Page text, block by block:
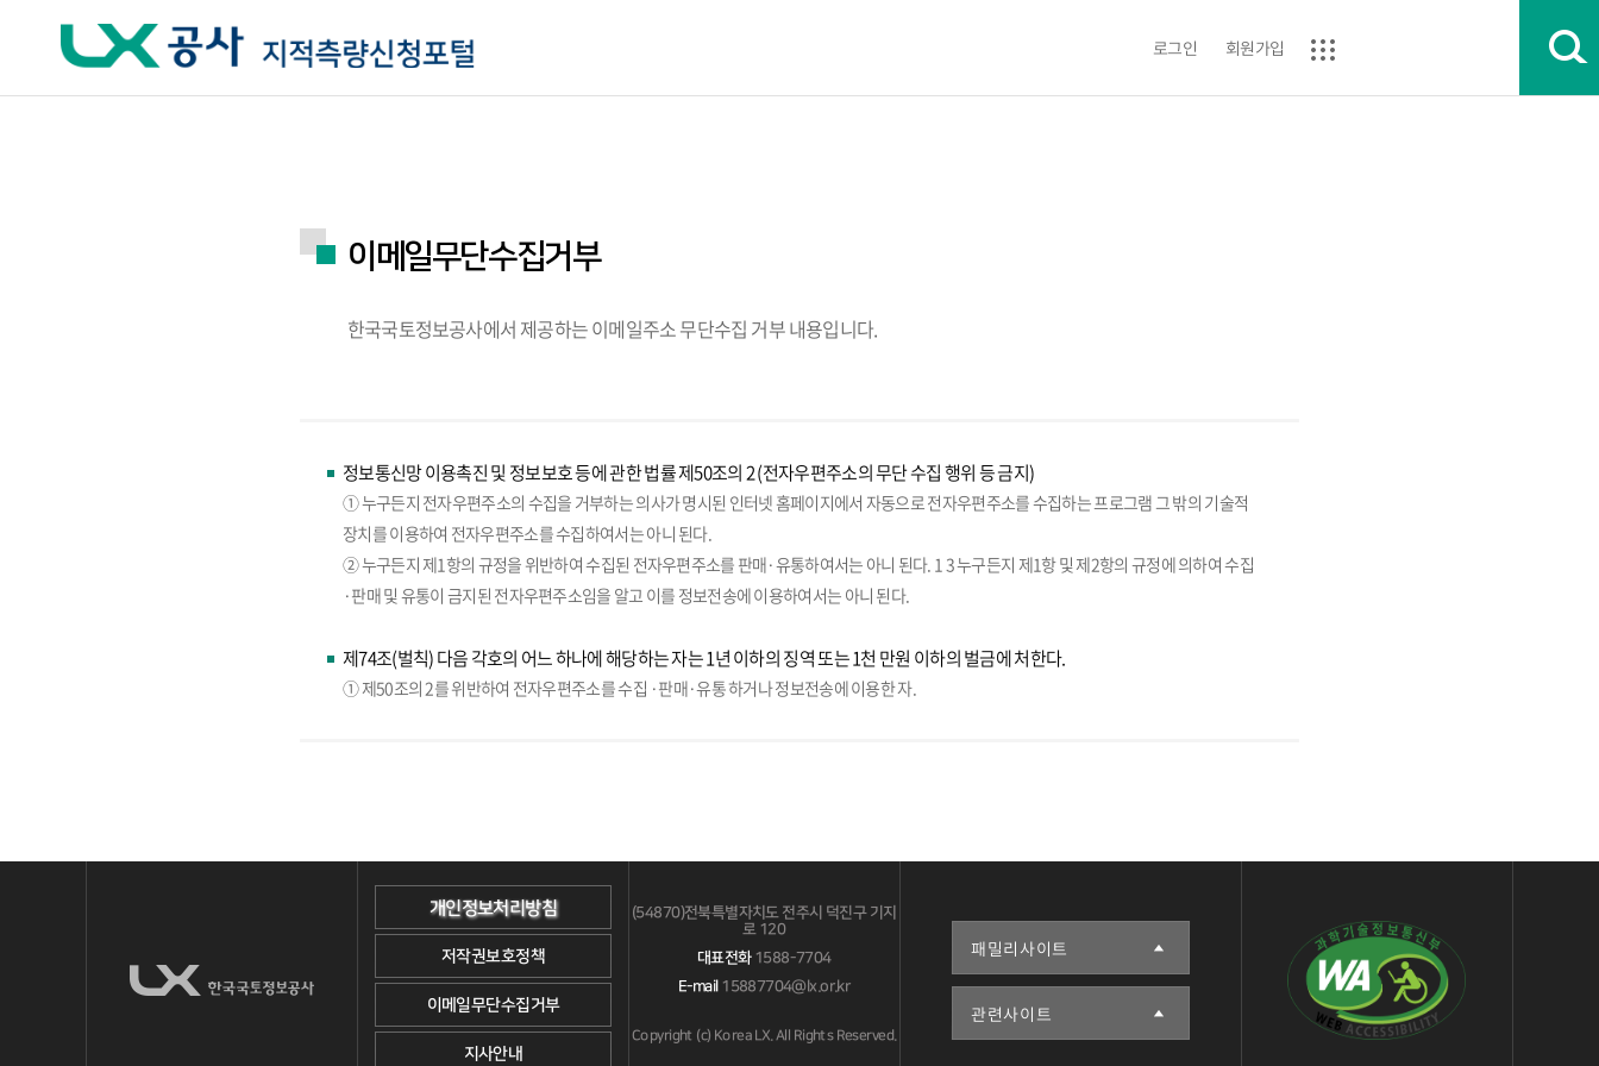
로그인 회원가입
이메일무단수집거부
한국국토정보공사에서 제공하는 이메일주소 무단수집 거부 내용입니다.
정보통신망 이용촉진 및 정보보호 등에 관한 법률 제50조의 2 (전자우편주소의 무단 수집 행위 등 금지)
① 누구든지 전자우편주소의 수집을 거부하는 의사가 명시된 인터넷 홈페이지에서 자동으로 전자우편주소를 수집하는 프로그램 그 밖의 기술적
장치를 이용하여 전자우편주소를 수집하여서는 아니 된다.
② 누구든지 제1항의 규정을 위반하여 수집된 전자우편주소를 판매·유통하여서는 아니 된다. 1 3 누구든지 제1항 및 제2항의 규정에 의하여 수집
·판매 및 유통이 금지된 전자우편주소임을 알고 이를 정보전송에 이용하여서는 아니 된다.
제74조(벌칙) 다음 각호의 어느 하나에 해당하는 자는 1년 이하의 징역 또는 1천 만원 이하의 벌금에 처한다.
① 제50조의 2를 위반하여 전자우편주소를 수집 ·판매·유통 하거나 정보전송에 이용한 자.
개인정보처리방침
저작권보호정책
이메일무단수집거부
지사안내
(54870)전북특별자치도 전주시 덕진구 기지
로 120
대표전화1588-7704
E-mail 15887704@lx.or.kr
Copyright (c) Korea LX. All Rights Reserved.